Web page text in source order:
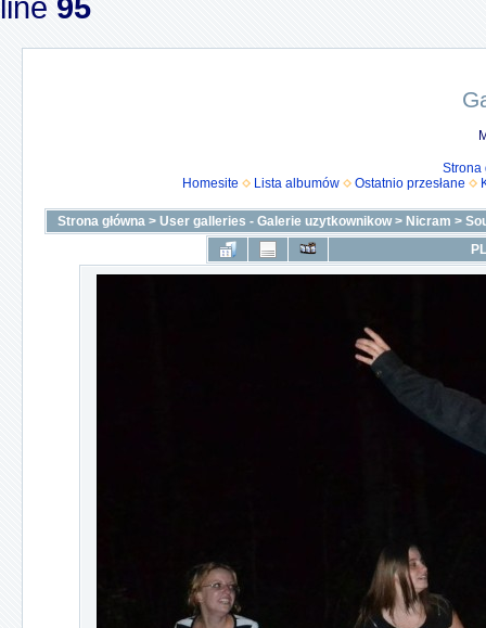
Strona
Homesite
Lista albumów Ostatnio przesłane
Strona główna > User galleries - Galerie uzytkownikow> Nicram >